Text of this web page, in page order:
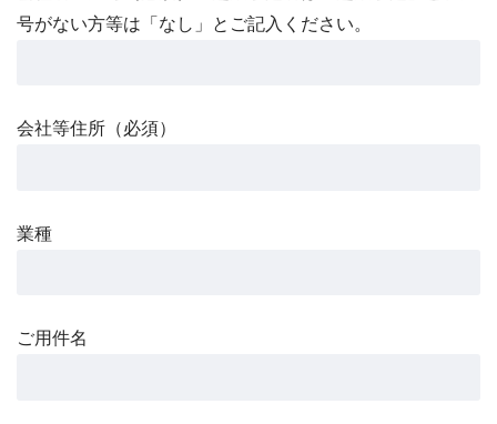
号がない方等は「なし」とご記入ください。
会社等住所（必須）
業種
ご用件名